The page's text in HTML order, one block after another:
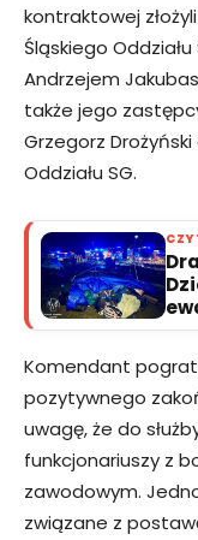
kontraktowej
Śląskiego
Andrzejem
także jego
Grzegorz
Oddziału SG.
Komendant
pozytywnego
uwagę, że do
funkcjonariuszy z
zawodowym.
związane z